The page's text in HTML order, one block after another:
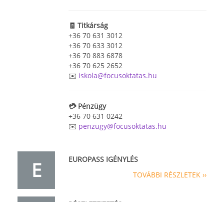
🧾 Titkárság
+36 70 631 3012
+36 70 633 3012
+36 70 883 6878
+36 70 625 2652
✉️ iskola@focusoktatas.hu
💳 Pénzügy
+36 70 631 0242
✉️ penzugy@focusoktatas.hu
E
EUROPASS IGÉNYLÉS
TOVÁBBI RÉSZLETEK ››